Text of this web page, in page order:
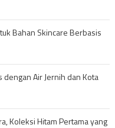
Bahan Skincare Berbasis
dengan Air Jernih dan Kota
Koleksi Hitam Pertama yang